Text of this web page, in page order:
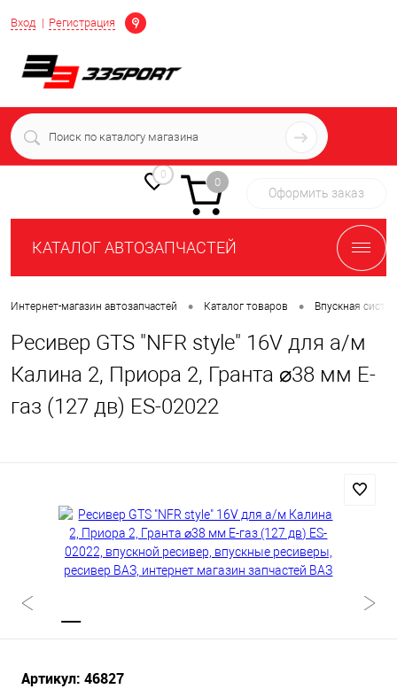
Вход Регистрация
Определение
+7 (939) 716-10-06
пн-пт 7:00-16:00 МСК
0
0
Оформить заказ
КАТАЛОГ АВТОЗАПЧАСТЕЙ
Интернет-магазин автозапчастей • Каталог товаров • Впускная
Ресивер GTS "NFR style" 16V для а/м
Калина 2, Приора 2, Гранта ⌀38 мм Е-
газ (127 дв) ES-02022
Артикул: 46827